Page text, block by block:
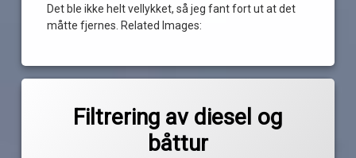
Det ble ikke helt vellykket, så jeg fant fort ut at det
måtte fjernes. Related Images:
Filtrering av diesel og
båttur